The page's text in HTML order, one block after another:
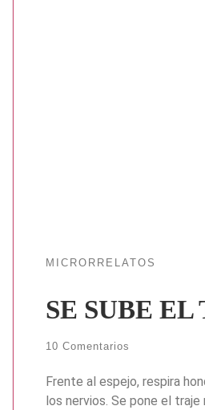
MICRORRELATOS
SE SUBE
10 Comentarios
Frente al espejo, respira
los nervios. Se pone el traje